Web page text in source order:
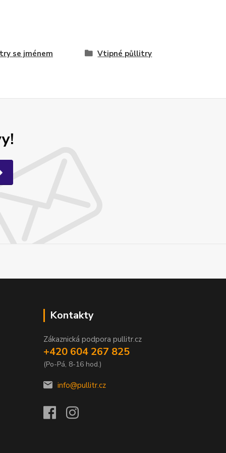
se jménem Vtipné půllitry
Kontakty
Zákaznická podpora pullitr.cz
+420 604 267 825
(Po-Pá, 8-16 hod.)
info@pullitr.cz